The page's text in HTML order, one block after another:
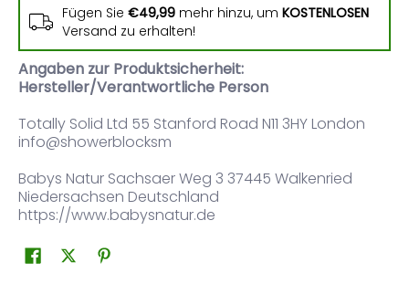
Fügen Sie €49,99 mehr hinzu, um KOSTENLOSEN
Versand zu erhalten!
Angaben zur Produktsicherheit:
Hersteller/Verantwortliche Person
Totally Solid Ltd 55 Stanford Road N11 3HY London
info@showerblocksm
Babys Natur Sachsaer Weg 3 37445 Walkenried
Niedersachsen Deutschland
https://www.babysnatur.de